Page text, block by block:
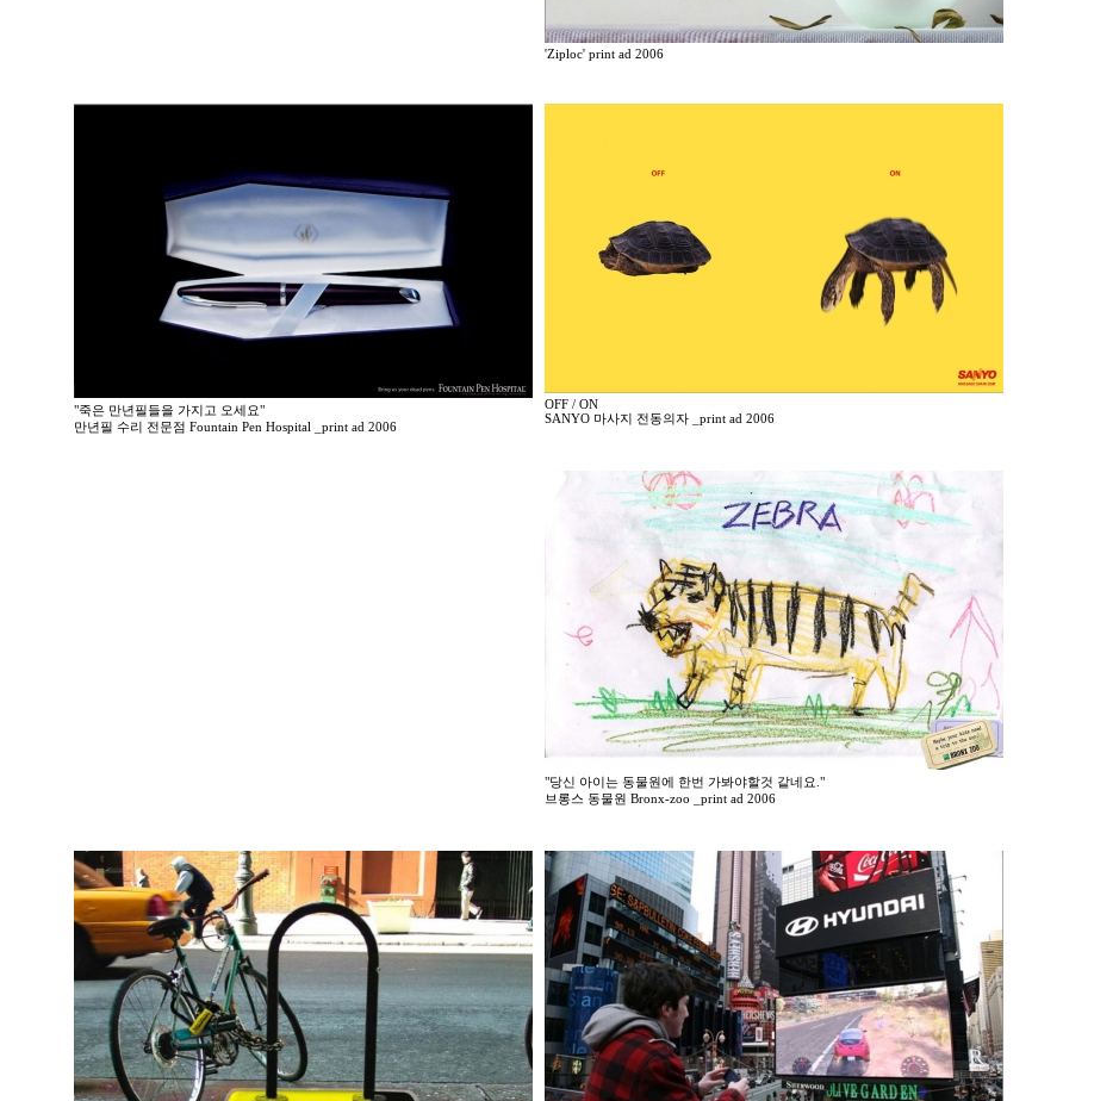
'Ziploc' print ad 2006
"죽은 만년필들을 가지고 오세요"
만년필 수리 전문점 Fountain Pen Hospital _print ad 2006
OFF / ON
SANYO 마사지 전동의자 _print ad 2006
"당신 아이는 동물원에 한번 가봐야할것 같네요."
브롱스 동물원 Bronx-zoo _print ad 2006